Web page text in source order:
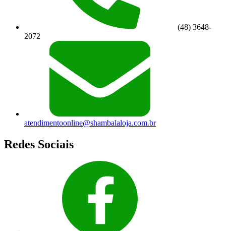
(48) 3648-
2072
atendimentoonline@shambalaloja.com.br
Redes Sociais